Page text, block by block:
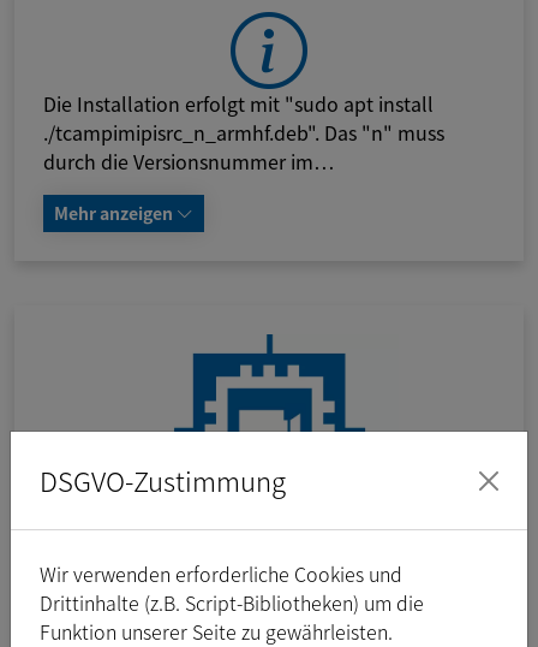
Die Installation erfolgt mit "sudo apt install
./tcampimipisrc_n_armhf.deb". Das "n" muss
durch die Versionsnummer im…
Mehr anzeigen
Dieses GStreamer Modul für den Raspberry PI 4 ist
ein Treiber für die The Imaging Source MIPI
Kameras.
DSGVO-Zustimmung
Wir verwenden erforderliche Cookies und
Drittinhalte (z.B. Script-Bibliotheken) um die
Funktion unserer Seite zu gewährleisten.